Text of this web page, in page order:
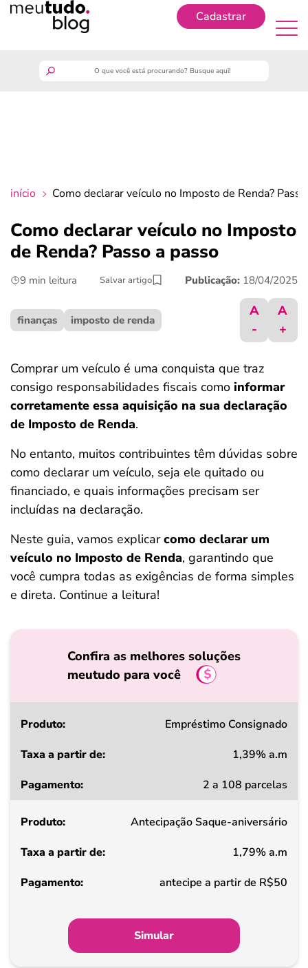
Cadastrar
crédito fácil
últimas notícias
ferramentas
início Como declarar veículo no Imposto de Renda?
Como declarar veículo no Imposto
de Renda? Passo a passo
9 min leitura Salvar artigo Publicação: 18/04/2025
finanças imposto de renda
A
-
A
+
Comprar um veículo é uma conquista que traz
consigo responsabilidades fiscais como informar
corretamente essa aquisição na sua declaração
de Imposto de Renda.
No entanto, muitos contribuintes têm dúvidas sobre
como declarar um veículo, seja ele quitado ou
financiado, e quais informações precisam ser
incluídas na declaração.
Neste guia, vamos explicarcomo declarar um
veículo no Imposto de Renda, garantindo que
você cumpra todas as exigências de forma simples
e direta. Continue a leitura!
Confira as melhores soluções
meutudo para você
Produto
a
de
Pagamento
Empréstimo Consignado
1,39% a.m
2 a 108 parcelas
Antecipação Saque-aniversário
1,79% a.m
antecipe a partir de R$50
Simular